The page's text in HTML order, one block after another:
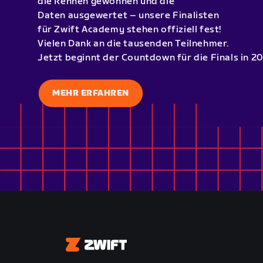
Daten ausgewertet – unsere Finalisten
für Zwift Academy stehen offiziell fest!
Vielen Dank an die tausenden Teilnehmer.
Jetzt beginnt der Countdown für die Finals in
MEHR ERFAHREN
Zwift